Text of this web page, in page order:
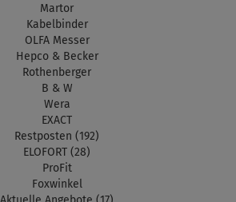
Martor
Kabelbinder
OLFA Messer
Hepco & Becker
Rothenberger
B & W
Wera
EXACT
Restposten (192)
ELOFORT (28)
ProFit
Foxwinkel